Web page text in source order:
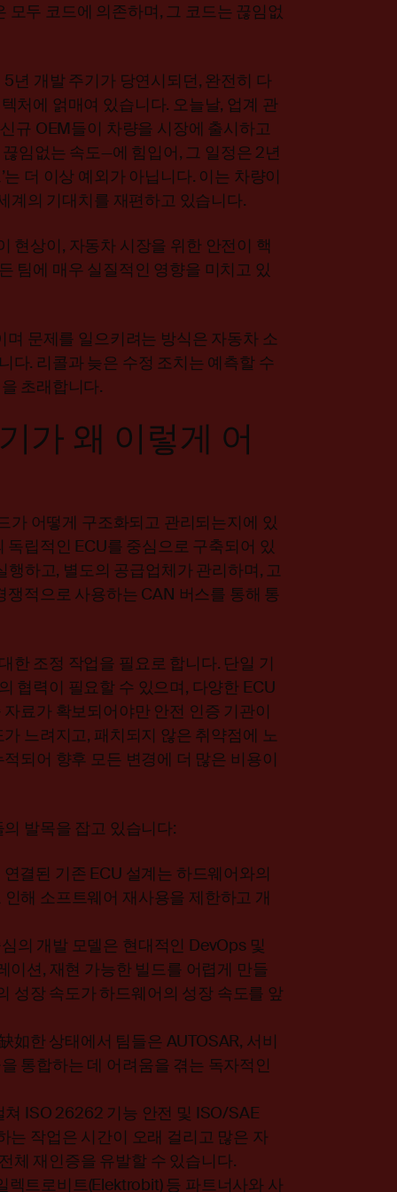
모두 코드에 의존하며, 그 코드는 끊임없
년 개발 주기가 당연시되던, 완전히 다
처에 얽매여 있습니다. 오늘날, 업계 관
규 OEM들이 차량을 시장에 출시하고
임없는 속도—에 힘입어, 그 일정은 2년
더 이상 예외가 아닙니다. 이는 차량이
계의 기대치를 재편하고 있습니다.
현상이, 자동차 시장을 위한 안전이 핵
팀에 매우 실질적인 영향을 미치고 있
문제를 일으키려는 방식은 자동차 소
다. 리콜과 늦은 수정 조치는 예측할 수
초래합니다.
가 왜 이렇게 어
가 어떻게 구조화되고 관리되는지에 있
립적인 ECU를 중심으로 구축되어 있
하고, 별도의 공급업체가 관리하며, 고
적으로 사용하는 CAN 버스를 통해 통
한 조정 작업을 필요로 합니다. 단일 기
협력이 필요할 수 있으며, 다양한 ECU
료가 확보되어야만 안전 인증 기관이
느려지고, 패치되지 않은 취약점에 노
되어 향후 모든 변경에 더 많은 비용이
발목을 잡고 있습니다:
결된 기존 ECU 설계는 하드웨어와의
해 소프트웨어 재사용을 제한하고 개
의 개발 모델은 현대적인 DevOps 및
션, 재현 가능한 빌드를 어렵게 만들
성장 속도가 하드웨어의 성장 속도를 앞
如한 상태에서 팀들은 AUTOSAR, 서비
통합하는 데 어려움을 겪는 독자적인
ISO 26262 기능 안전 및 ISO/SAE
는 작업은 시간이 오래 걸리고 많은 자
체 재인증을 유발할 수 있습니다.
렉트로비트(Elektrobit) 등 파트너사와 사